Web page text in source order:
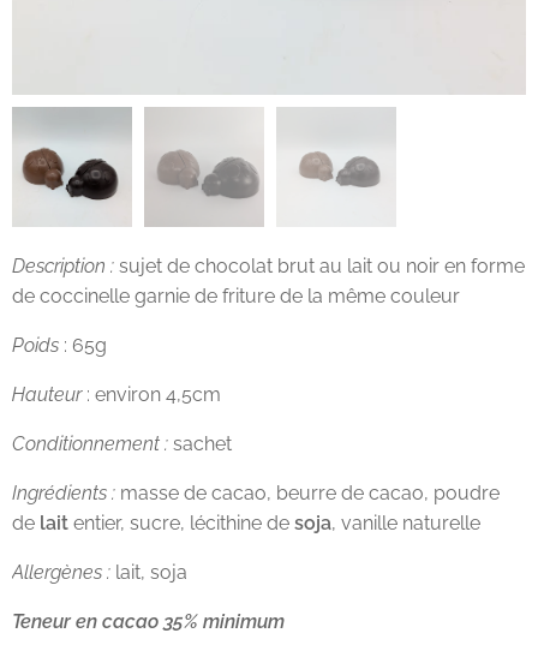
Description : sujet de chocolat brut au lait ou noir en forme
de coccinelle garnie de friture de la même couleur
Poids : 65g
Hauteur : environ 4,5cm
Conditionnement : sachet
Ingrédients : masse de cacao, beurre de cacao, poudre
de lait entier, sucre, lécithine de soja, vanille naturelle
Allergènes : lait, soja
Teneur en cacao 35% minimum